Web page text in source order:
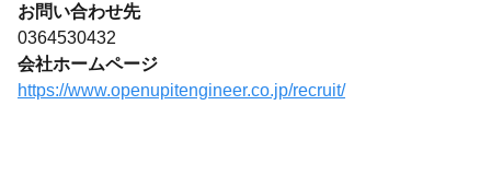
お問い合わせ先
0364530432
会社ホームページ
https://www.openupitengineer.co.jp/recruit/